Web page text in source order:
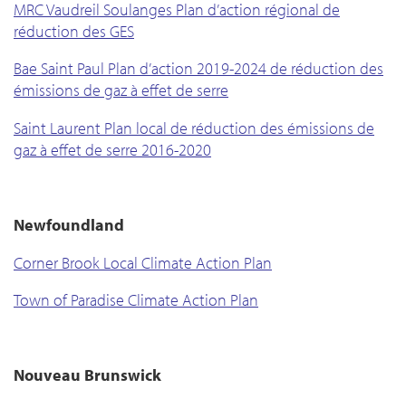
MRC Vaudreil Soulanges Plan d’action régional de
réduction des GES
Bae Saint Paul Plan d’action 2019-2024 de réduction des
émissions de gaz à effet de serre
Saint Laurent Plan local de réduction des émissions de
gaz à effet de serre 2016-2020
Newfoundland
Corner Brook Local Climate Action Plan
Town of Paradise Climate Action Plan
Nouveau Brunswick